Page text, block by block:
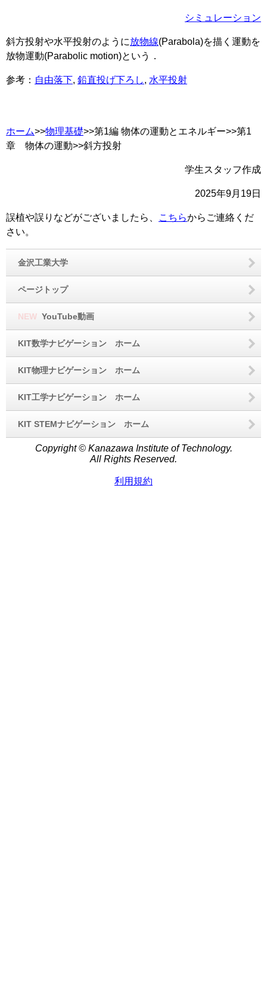
シミュレーション
斜方投射や水平投射のように放物線(Parabola)を描く運動を
放物運動(Parabolic motion)という．
参考： 自由落下, 鉛直投げ下ろし, 水平投射
ホーム>>物理基礎>>第1編 物体の運動とエネルギー>>第1
章 物体の運動>>斜方投射
学生スタッフ作成
2025年9月19日
誤植や誤りなどがございましたら、 こちらからご連絡くだ
さい。
金沢工業大学
ページトップ
NEW YouTube動画
KIT数学ナビゲーション ホーム
KIT物理ナビゲーション ホーム
KIT工学ナビゲーション ホーム
KIT STEMナビゲーション ホーム
Copyright © Kanazawa Institute of Technology.
All Rights Reserved.
利用規約